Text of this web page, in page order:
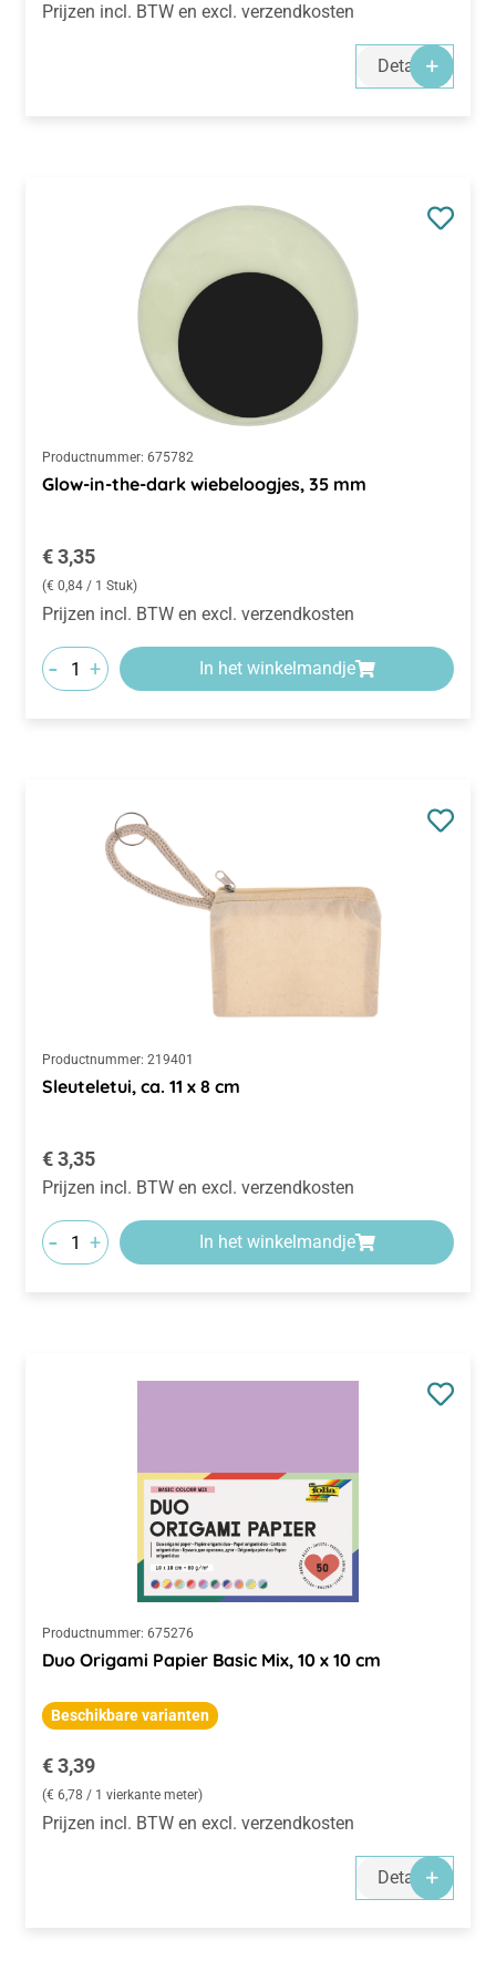
Prijzen incl. BTW en excl. verzendkosten
Details
Productnummer: 675782
Glow-in-the-dark wiebeloogjes, 35 mm
Normale prijs:
€ 3,35
(€ 0,84 / 1 Stuk)
Prijzen incl. BTW en excl. verzendkosten
- + In het winkelmandje
Productnummer: 219401
Sleuteletui, ca. 11 x 8 cm
Normale prijs:
€ 3,35
Prijzen incl. BTW en excl. verzendkosten
- + In het winkelmandje
Productnummer: 675276
Duo Origami Papier Basic Mix, 10 x 10 cm
Beschikbare varianten
Normale prijs:
€ 3,39
(€ 6,78 / 1 vierkante meter)
Prijzen incl. BTW en excl. verzendkosten
Details